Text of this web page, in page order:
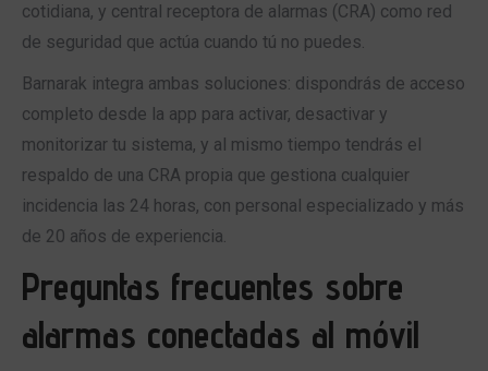
cotidiana, y central receptora de alarmas (CRA) como red
de seguridad que actúa cuando tú no puedes.
Barnarak integra ambas soluciones: dispondrás de acceso
completo desde la app para activar, desactivar y
monitorizar tu sistema, y al mismo tiempo tendrás el
respaldo de una CRA propia que gestiona cualquier
incidencia las 24 horas, con personal especializado y más
de 20 años de experiencia.
Preguntas frecuentes sobre
alarmas conectadas al móvil